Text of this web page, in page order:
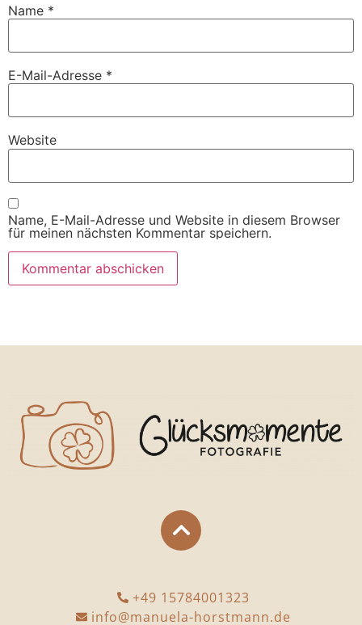
Name *
E-Mail-Adresse *
Website
Name, E-Mail-Adresse und Website in diesem Browser
für meinen nächsten Kommentar speichern.
+49 15784001323
info@manuela-horstmann.de